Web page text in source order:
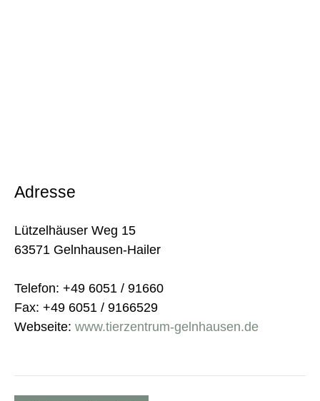
Adresse
Lützelhäuser Weg 15
63571 Gelnhausen-Hailer
Telefon: +49 6051 / 91660
Fax: +49 6051 / 9166529
Webseite: www.tierzentrum-gelnhausen.de